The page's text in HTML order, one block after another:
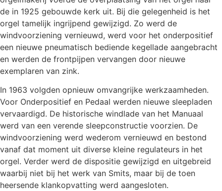
de in 1925 gebouwde kerk uit. Bij die gelegenheid is het
orgel tamelijk ingrijpend gewijzigd. Zo werd de
windvoorziening vernieuwd, werd voor het onderpositief
een nieuwe pneumatisch bediende kegellade aangebracht
en werden de frontpijpen vervangen door nieuwe
exemplaren van zink.
In 1963 volgden opnieuw omvangrijke werkzaamheden.
Voor Onderpositief en Pedaal werden nieuwe sleepladen
vervaardigd. De historische windlade van het Manuaal
werd van een verende sleepconstructie voorzien. De
windvoorziening werd wederom vernieuwd en bestond
vanaf dat moment uit diverse kleine regulateurs in het
orgel. Verder werd de dispositie gewijzigd en uitgebreid
waarbij niet bij het werk van Smits, maar bij de toen
heersende klankopvatting werd aangesloten.